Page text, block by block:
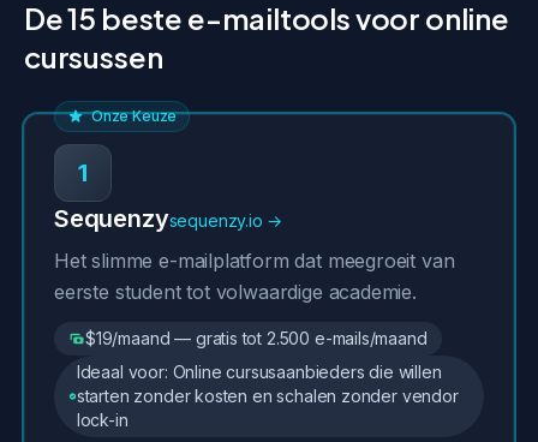
De 15 beste e-mailtools voor online
cursussen
Onze Keuze
1
Sequenzysequenzy.io →
Het slimme e-mailplatform dat meegroeit van
eerste student tot volwaardige academie.
$19/maand — gratis tot 2.500 e-mails/maand
Ideaal voor: Online cursusaanbieders die willen
starten zonder kosten en schalen zonder vendor
lock-in